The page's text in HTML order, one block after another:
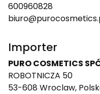
600960828
Importer
PURO COSMETICS
ROBOTNICZA 50
53-608 Wroclaw,